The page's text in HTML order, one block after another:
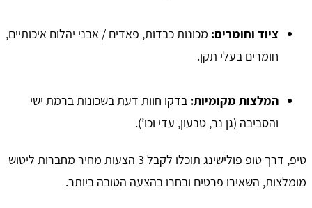
ציוד וחומרים: מכונות כבדות, פאדים / אבני יהלום איכותיים,
חומרים בעלי תקן.
המלצות מקומיות: בדקו חוות דעת בשכונות ברמת ישי
והסביבה (גן נר, טבעון, עדי וכו’).
​טיפ, דרך טופ פולישינג תוכלו לקבל 3 הצעות מחיר מחברות ליטוש
מומלצות, השאירו פרטים ובחרו בהצעה הטובה ביותר.